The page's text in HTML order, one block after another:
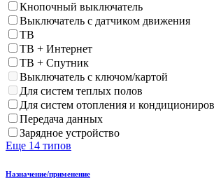
Кнопочный выключатель
Выключатель с датчиком движения
ТВ
ТВ + Интернет
ТВ + Спутник
Выключатель с ключом/картой
Для систем теплых полов
Для систем отопления и
Передача данных
Зарядное устройство
Еще 14 типов
Назначение/применение